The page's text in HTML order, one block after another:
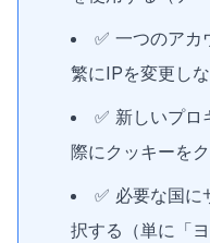
✅ 一つのア
繁にIPを変更しな
✅ 新しいプロ
際にクッキーを
✅ 必要な国に
択する（単に「